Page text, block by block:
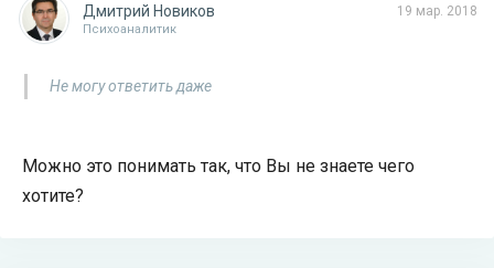
19 мар. 2018
Дмитрий Новиков
Психоаналитик
Не могу ответить даже
Можно это понимать так, что Вы не знаете чего
хотите?